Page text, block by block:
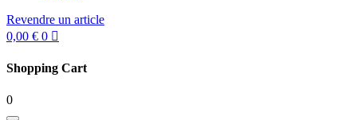
Revendre un article
0,00 € 0
Shopping Cart
0